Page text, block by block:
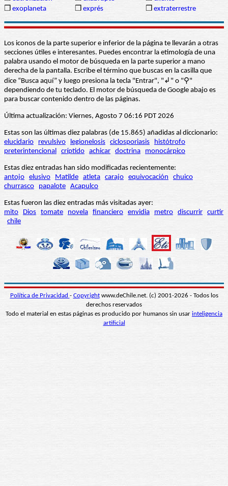
❒ exoplaneta ❒ exprés ❒ extraterrestre
Los iconos de la parte superior e inferior de la página te llevarán a otras
secciones útiles e interesantes. Puedes encontrar la etimología de una
palabra usando el motor de búsqueda en la parte superior a mano
derecha de la pantalla. Escribe el término que buscas en la casilla que
dice “Busca aquí” y luego presiona la tecla "Entrar", "↲" o "⚲"
dependiendo de tu teclado. El motor de búsqueda de Google abajo es
para buscar contenido dentro de las páginas.
Última actualización: Viernes, Agosto 7 06:16 PDT 2026
Estas son las últimas diez palabras (de 15.865) añadidas al diccionario:
elucidario
revulsivo legionelosis ciclosporiasis
histótrofo
preterintencional críptido achicar doctrina monocárpico
Estas diez entradas han sido modificadas recientemente:
antojo elusivo Matilde atleta carajo equivocación
chuico
churrasco
papalote Acapulco
Estas fueron las diez entradas más visitadas ayer:
mito
Dios tomate novela financiero envidia metro discurrir curtir
chile
Política de Privacidad - Copyrightwww.deChile.net. (c) 2001-2026 - Todos los
derechos reservados
Todo el material en estas páginas es producido por humanos sin usar inteligencia
artificial